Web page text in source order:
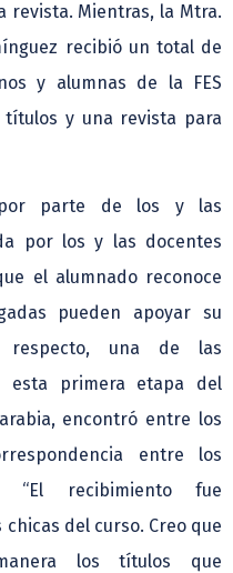
revista. Mientras, la Mtra.
recibió un total de
y alumnas de la FES
títulos y una revista para
por parte de los y las
por los y las docentes
el alumnado reconoce
pueden apoyar su
respecto, una de las
esta primera etapa del
encontró entre los
entre los
recibimiento fue
del curso. Creo que
los títulos que